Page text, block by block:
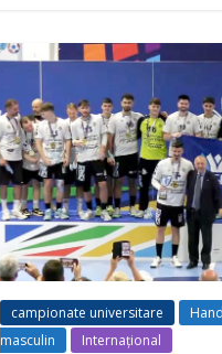
campionate universitare
masculin
Internațional